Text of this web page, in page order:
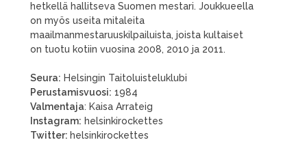
hetkellä hallitseva Suomen mestari. Joukkueella
on myös useita mitaleita
maailmanmestaruuskilpailuista, joista kultaiset
on tuotu kotiin vuosina 2008, 2010 ja 2011.
Seura: Helsingin Taitoluisteluklubi
Perustamisvuosi: 1984
Valmentaja: Kaisa Arrateig
Instagram: helsinkirockettes
Twitter: helsinkirockettes